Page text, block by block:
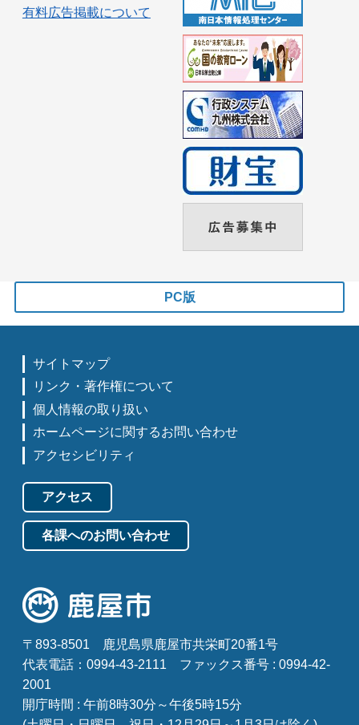
有料広告掲載について
PC版
サイトマップ
リンク・著作権について
個人情報の取り扱い
ホームページに関するお問い合わせ
アクセシビリティ
アクセス
各課へのお問い合わせ
〒893-8501
鹿児島県鹿屋市共栄町20番1号
代表電話：0994-43-2111
ファックス番号 : 0994-42-
2001
開庁時間 : 午前8時30分～午後5時15分